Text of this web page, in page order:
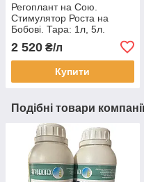
Регоплант на Сою.
Стимулятор Роста на
Бобові. Тара: 1л, 5л.
2 520 ₴/л
Купити
Подібні товари